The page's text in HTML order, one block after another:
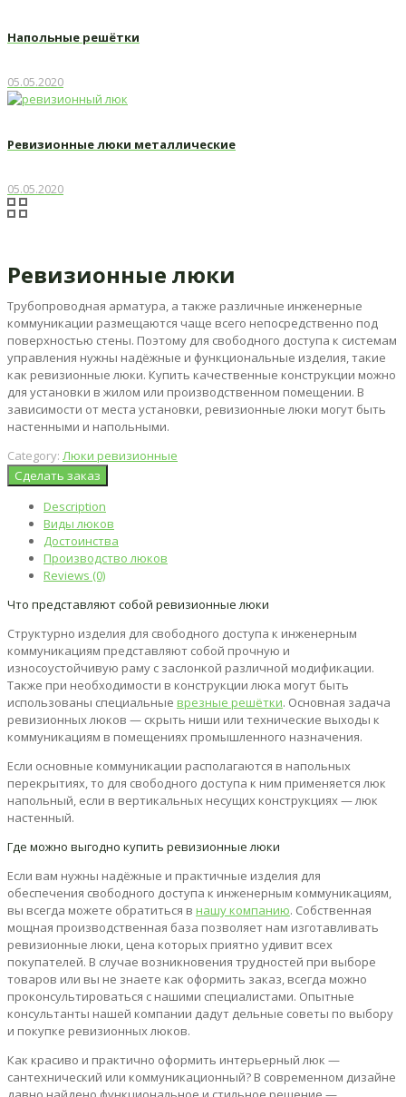
Напольные решётки
05.05.2020
Ревизионные люки металлические
05.05.2020
Ревизионные люки
Трубопроводная арматура, а также различные инженерные
коммуникации размещаются чаще всего непосредственно под
поверхностью стены. Поэтому для свободного доступа к системам
управления нужны надёжные и функциональные изделия, такие
как ревизионные люки. Купить качественные конструкции можно
для установки в жилом или производственном помещении. В
зависимости от места установки, ревизионные люки могут быть
настенными и напольными.
Category: Люки ревизионные
Сделать заказ
Description
Виды люков
Достоинства
Производство люков
Reviews (0)
Что представляют собой ревизионные люки
Структурно изделия для свободного доступа к инженерным
коммуникациям представляют собой прочную и
износоустойчивую раму с заслонкой различной модификации.
Также при необходимости в конструкции люка могут быть
использованы специальные врезные решётки. Основная задача
ревизионных люков — скрыть ниши или технические выходы к
коммуникациям в помещениях промышленного назначения.
Если основные коммуникации располагаются в напольных
перекрытиях, то для свободного доступа к ним применяется люк
напольный, если в вертикальных несущих конструкциях — люк
настенный.
Где можно выгодно купить ревизионные люки
Если вам нужны надёжные и практичные изделия для
обеспечения свободного доступа к инженерным коммуникациям,
вы всегда можете обратиться в нашу компанию. Собственная
мощная производственная база позволяет нам изготавливать
ревизионные люки, цена которых приятно удивит всех
покупателей. В случае возникновения трудностей при выборе
товаров или вы не знаете как оформить заказ, всегда можно
проконсультироваться с нашими специалистами. Опытные
консультанты нашей компании дадут дельные советы по выбору
и покупке ревизионных люков.
Как красиво и практично оформить интерьерный люк —
сантехнический или коммуникационный? В современном дизайне